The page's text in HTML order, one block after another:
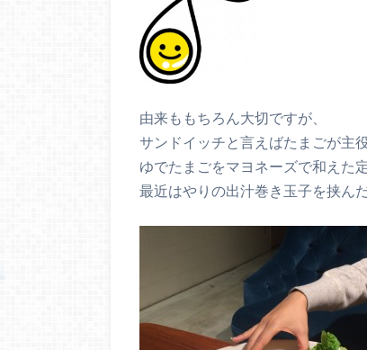
由来ももちろん大切ですが、
サンドイッチと言えばたまごが主
ゆでたまごをマヨネーズで和えた
最近はやりの出汁巻き玉子を挟ん